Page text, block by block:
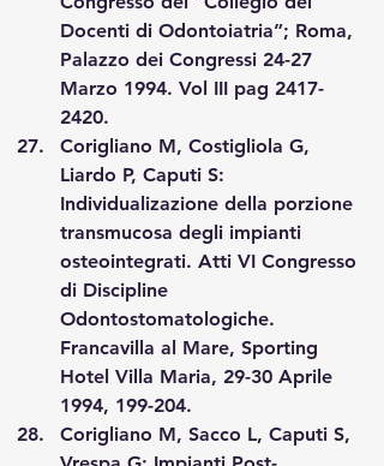
Docenti di Odontoiatria”; Roma,
Palazzo dei Congressi 24-27
Marzo 1994. Vol III pag 2417-
2420.
Corigliano M, Costigliola G,
Liardo P, Caputi S:
Individualizazione della porzione
transmucosa degli impianti
osteointegrati. Atti VI Congresso
di Discipline
Odontostomatologiche.
Francavilla al Mare, Sporting
Hotel Villa Maria, 29-30 Aprile
1994, 199-204.
Corigliano M, Sacco L, Caputi S,